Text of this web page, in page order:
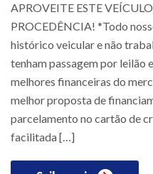
APROVEITE ESTE
PROCEDÊNCIA! *Todo
histórico veicular e não
tenham passagem por leilão
melhores financeiras do
melhor proposta de
parcelamento no cartão de
facilitada […]